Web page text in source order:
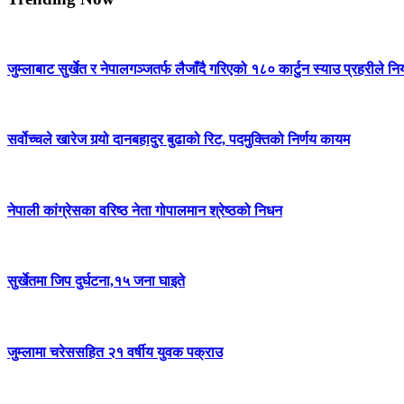
जुम्लाबाट सुर्खेत र नेपालगञ्जतर्फ लैजाँदै गरिएको १८० कार्टुन स्याउ प्रहरीले
सर्वोच्चले खारेज गर्‍यो दानबहादुर बुढाको रिट, पदमुक्तिको निर्णय कायम
नेपाली कांग्रेसका वरिष्ठ नेता गोपालमान श्रेष्ठको निधन
सुर्खेतमा जिप दुर्घटना,१५ जना घाइते
जुम्लामा चरेससहित २१ वर्षीय युवक पक्राउ